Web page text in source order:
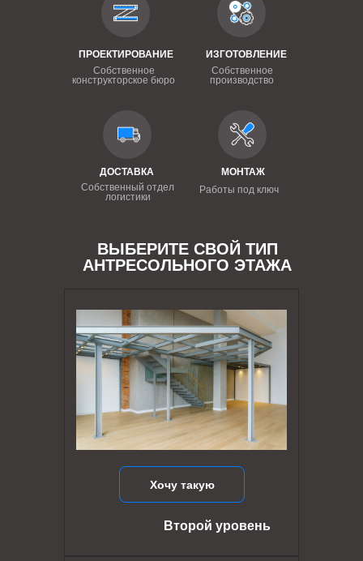
ПРОЕКТИРОВАНИЕ
Собственное
конструкторское бюро
ИЗГОТОВЛЕНИЕ
Собственное
производство
ДОСТАВКА
Собственный отдел
логистики
МОНТАЖ
Работы под ключ
ВЫБЕРИТЕ СВОЙ ТИП
АНТРЕСОЛЬНОГО ЭТАЖА
Хочу такую
Второй уровень